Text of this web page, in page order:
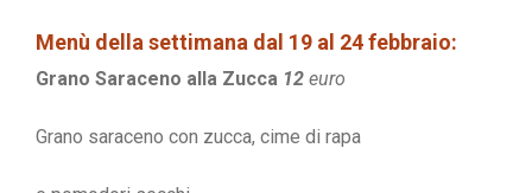
Menù della settimana dal 19 al 24 febbraio:
Grano Saraceno alla Zucca 12 euro
Grano saraceno con zucca, cime di rapa